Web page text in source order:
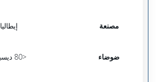
مصنعة إيطاليا
ضوضاء <80 ديسيبل